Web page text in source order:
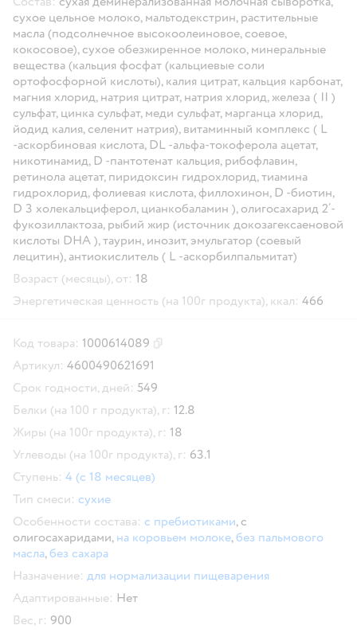
сухое цельное молоко, мальтодекстрин, растительные
масла (подсолнечное высокоолеиновое, соевое,
кокосовое), сухое обезжиренное молоко, минеральные
вещества (кальция фосфат (кальциевые соли
ортофосфорной кислоты), калия цитрат, кальция карбонат,
магния хлорид, натрия цитрат, натрия хлорид, железа ( II )
сульфат, цинка сульфат, меди сульфат, марганца хлорид,
йодид калия, селенит натрия), витаминный комплекс ( L
-аскорбиновая кислота, DL -альфа-токоферола ацетат,
никотинамид, D -пантотенат кальция, рибофлавин,
ретинола ацетат, пиридоксин гидрохлорид, тиамина
гидрохлорид, фолиевая кислота, филлохинон, D -биотин,
D 3 холекальциферол, цианкобаламин ), олигосахарид 2’-
фукозиллактоза, рыбий жир (источник докозагексаеновой
кислоты DHA ), таурин, инозит, эмульгатор (соевый
лецитин), антиокислитель ( L -аскорбилпальмитат)
Возраст (месяцы), от: 18
Энергетическая ценность (на 100г продукта), ккал: 466
Код товара: 1000614089
Артикул: 4600490621691
Срок годности, дней: 549
Белки (на 100 г продукта), г: 12.8
Жиры (на 100г продукта), г: 18
Углеводы (на 100г продукта), г: 63.1
Ступень: 4 (с 18 месяцев)
Тип смеси: сухие
Особенности состава: с пребиотиками, с
олигосахаридами, на коровьем молоке,без пальмового
масла,без сахара
Назначение: для нормализации пищеварения
Адаптированные: Нет
Вес, г: 900